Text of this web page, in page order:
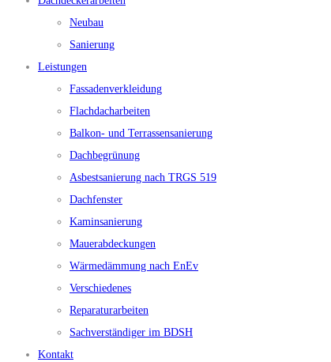
Neubau
Sanierung
Leistungen
Fassadenverkleidung
Flachdacharbeiten
Balkon- und Terrassensanierung
Dachbegrünung
Asbestsanierung nach TRGS 519
Dachfenster
Kaminsanierung
Mauerabdeckungen
Wärmedämmung nach EnEv
Verschiedenes
Reparaturarbeiten
Sachverständiger im BDSH
Kontakt